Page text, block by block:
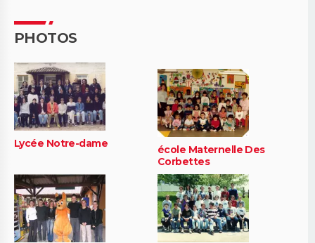
PHOTOS
Lycée Notre-dame
école Maternelle Des
Corbettes